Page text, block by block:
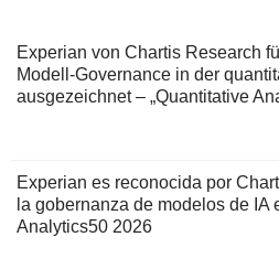
Experian von Chartis Research
Modell-Governance in der
ausgezeichnet – „Quantitative
Experian es reconocida por
la gobernanza de modelos de IA
Analytics50 2026